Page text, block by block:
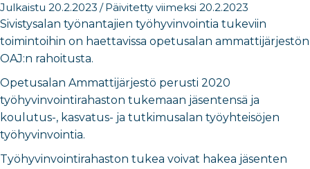
Julkaistu 20.2.2023 / Päivitetty viimeksi 20.2.2023
Sivistysalan työnantajien työhyvinvointia tukeviin
toimintoihin on haettavissa opetusalan ammattijärjestön
OAJ:n rahoitusta.
Opetusalan Ammattijärjestö perusti 2020
työhyvinvointirahaston tukemaan jäsentensä ja
koulutus-, kasvatus- ja tutkimusalan työyhteisöjen
työhyvinvointia.
Työhyvinvointirahaston tukea voivat hakea jäsenten